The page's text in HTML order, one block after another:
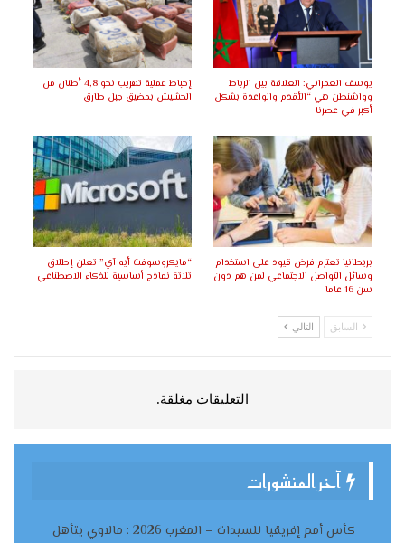
يوسف العمراني: العلاقة بين الرباط
وواشنطن هي “الأقدم والواعدة بشكل
أكبر في عصرنا
إحباط عملية تهريب نحو 4,8 أطنان من
الحشيش بمضيق جبل طارق
بريطانيا تعتزم فرض قيود على استخدام
وسائل التواصل الاجتماعي لمن هم دون
سن 16 عاما
“مايكروسوفت أيه آي” تعلن إطلاق
ثلاثة نماذج أساسية للذكاء الاصطناعي
السابق التالي
التعليقات مغلقة.
آخر المنشورات
كأس أمم إفريقيا للسيدات – المغرب 2026 : مالاوي يتأهل